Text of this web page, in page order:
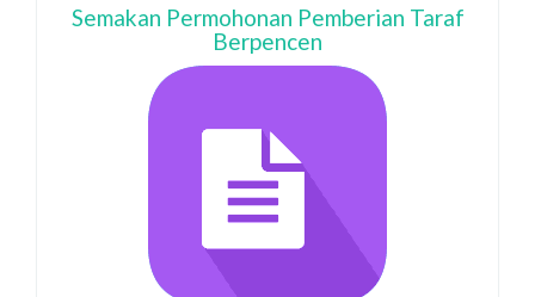
Semakan Permohonan Pemberian Taraf
Berpencen